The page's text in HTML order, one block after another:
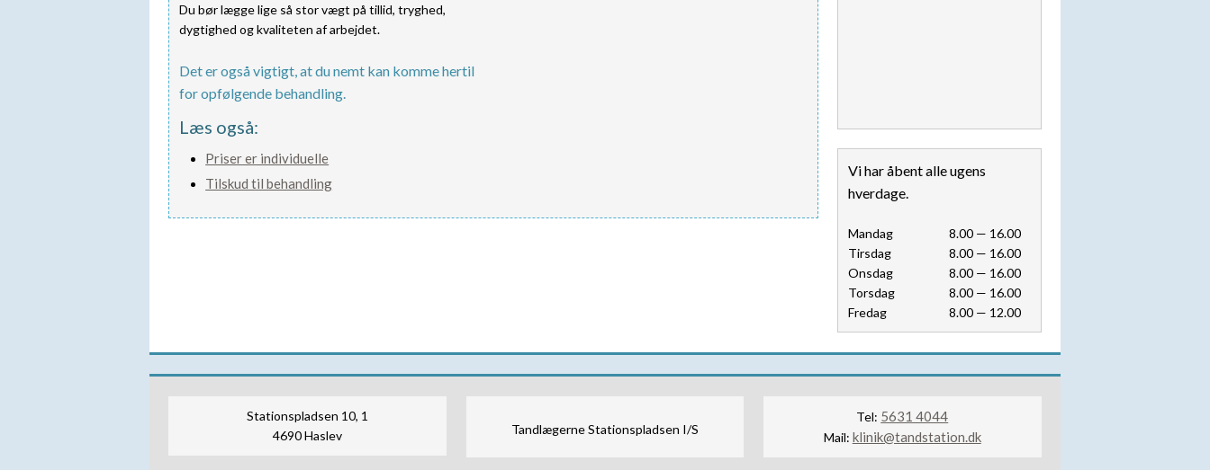
Du bør lægge lige så stor vægt på tillid, tryghed,
dygtighed og kvaliteten af arbejdet.
Det er også vigtigt, at du nemt kan komme hertil
for opfølgende behandling.
Læs også:
Priser er individuelle
Tilskud til behandling
Vi har åbent alle ugens
hverdage.​​
​Mandag​
​8.00 — 16.00​
​Tirsdag
​8.00 — 16.00​
Onsdag
​8.00 — 16.00​
Torsdag
​8.00 — 16.00​
Fredag
​8.00 — 12.00​
Stationspladsen 10, 1
4690 Haslev
Tandlægerne Stationspladsen I/S​
Tel: 5631 4044
Mail: klinik@tandstation.dk